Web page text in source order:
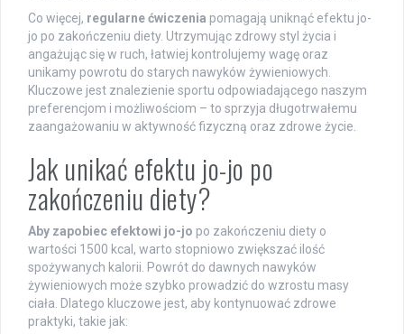
Co więcej, regularne ćwiczenia pomagają uniknąć efektu jo-
jo po zakończeniu diety. Utrzymując zdrowy styl życia i
angażując się w ruch, łatwiej kontrolujemy wagę oraz
unikamy powrotu do starych nawyków żywieniowych.
Kluczowe jest znalezienie sportu odpowiadającego naszym
preferencjom i możliwościom – to sprzyja długotrwałemu
zaangażowaniu w aktywność fizyczną oraz zdrowe życie.
Jak unikać efektu jo-jo po
zakończeniu diety?
Aby zapobiec efektowi jo-jo po zakończeniu diety o
wartości 1500 kcal, warto stopniowo zwiększać ilość
spożywanych kalorii. Powrót do dawnych nawyków
żywieniowych może szybko prowadzić do wzrostu masy
ciała. Dlatego kluczowe jest, aby kontynuować zdrowe
praktyki, takie jak: